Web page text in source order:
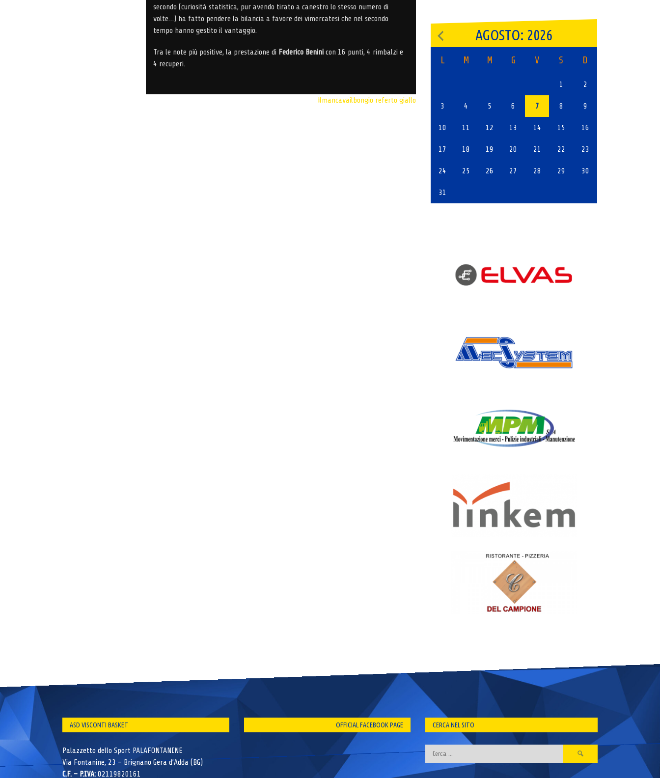
secondo (curiosità statistica, pur avendo tirato a canestro lo stesso numero di
volte…) ha fatto pendere la bilancia a favore dei vimercatesi che nel secondo
tempo hanno gestito il vantaggio.
Tra le note più positive, la prestazione di Federico Benini con 16 punti, 4 rimbalzi e
4 recuperi.
#mancavailbongio referto giallo
AGOSTO: 2026
L M M G V S D
1 2
3 4 5 6 7 8 9
10 11 12 13 14 15 16
17 18 19 20 21 22 23
24 25 26 27 28 29 30
31
ASD VISCONTI BASKET
Palazzetto dello Sport PALAFONTANINE
Via Fontanine, 23 – Brignano Gera d’Adda (BG)
C.F. – P.IVA: 02119820161
OFFICIAL FACEBOOK PAGE CERCA NEL SITO
Ricerca
per: